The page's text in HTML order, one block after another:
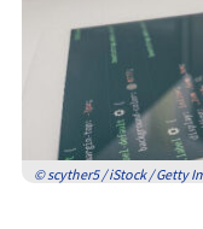
© scyther5 / iStock / Getty